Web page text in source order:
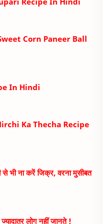
- Sweet Corn Paneer Ball
In Hindi
Mirchi Ka Thecha Recipe
भी ना करें जिक्र, वरना मुसीबत
लोग नहीं जानते !